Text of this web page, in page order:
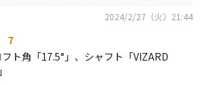
2024/2/27（火）21:44
7
ト角「17.5°」、シャフト「VIZARD